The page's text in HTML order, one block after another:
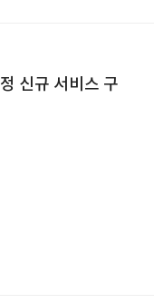
신규 서비스 구